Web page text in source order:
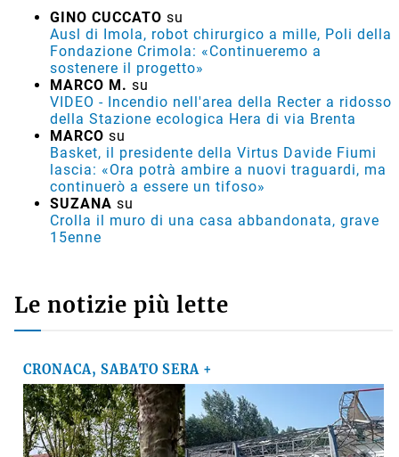
GINO CUCCATO su
Ausl di Imola, robot chirurgico a mille, Poli della
Fondazione Crimola: «Continueremo a
sostenere il progetto»
MARCO M. su
VIDEO - Incendio nell'area della Recter a ridosso
della Stazione ecologica Hera di via Brenta
MARCO su
Basket, il presidente della Virtus Davide Fiumi
lascia: «Ora potrà ambire a nuovi traguardi, ma
continuerò a essere un tifoso»
SUZANA su
Crolla il muro di una casa abbandonata, grave
15enne
Le notizie più lette
CRONACA, SABATO SERA +